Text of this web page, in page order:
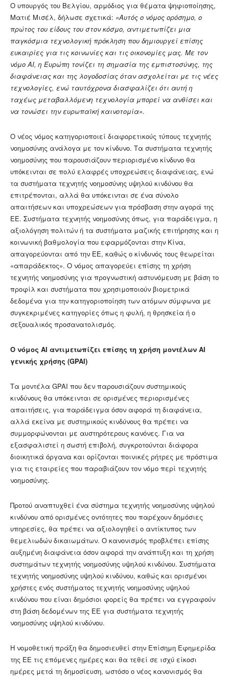
Ο υπουργός του Βελγίου, αρμόδιος για θέματα ψηφιοποίησης,
Ματιέ Μισέλ, δήλωσε σχετικά: «Αυτός ο νόμος ορόσημο, ο
πρώτος του είδους του στον κόσμο, αντιμετωπίζει μια
παγκόσμια τεχνολογική πρόκληση που δημιουργεί επίσης
ευκαιρίες για τις κοινωνίες και τις οικονομίες μας. Με τον
νόμο AI, η Ευρώπη τονίζει τη σημασία της εμπιστοσύνης, της
διαφάνειας και της λογοδοσίας όταν ασχολείται με τις νέες
τεχνολογίες, ενώ ταυτόχρονα διασφαλίζει ότι αυτή η
ταχέως μεταβαλλόμενη τεχνολογία μπορεί να ανθίσει και
να τονώσει την ευρωπαϊκή καινοτομία».
Ο νέος νόμος κατηγοριοποιεί διαφορετικούς τύπους τεχνητής
νοημοσύνης ανάλογα με τον κίνδυνο. Τα συστήματα τεχνητής
νοημοσύνης που παρουσιάζουν περιορισμένο κίνδυνο θα
υπόκεινται σε πολύ ελαφρές υποχρεώσεις διαφάνειας, ενώ
τα συστήματα τεχνητής νοημοσύνης υψηλού κινδύνου θα
επιτρέπονται, αλλά θα υπόκεινται σε ένα σύνολο
απαιτήσεων και υποχρεώσεων για πρόσβαση στην αγορά της
ΕΕ. Συστήματα τεχνητής νοημοσύνης όπως, για παράδειγμα, η
αξιολόγηση πολιτών ή τα συστήματα μαζικής επιτήρησης και η
κοινωνική βαθμολογία που εφαρμόζονται στην Κίνα,
απαγορεύονται από την ΕΕ, καθώς ο κίνδυνός τους θεωρείται
«απαράδεκτος». Ο νόμος απαγορεύει επίσης τη χρήση
τεχνητής νοημοσύνης για προγνωστική αστυνόμευση με βάση το
προφίλ και συστήματα που χρησιμοποιούν βιομετρικά
δεδομένα για την κατηγοριοποίηση των ατόμων σύμφωνα με
συγκεκριμένες κατηγορίες όπως η φυλή, η θρησκεία ή ο
σεξουαλικός προσανατολισμός.
Ο νόμος AI αντιμετωπίζει επίσης τη χρήση μοντέλων AI
γενικής χρήσης (GPAI)
Τα μοντέλα GPAI που δεν παρουσιάζουν συστημικούς
κινδύνους θα υπόκεινται σε ορισμένες περιορισμένες
απαιτήσεις, για παράδειγμα όσον αφορά τη διαφάνεια,
αλλά εκείνα με συστημικούς κινδύνους θα πρέπει να
συμμορφώνονται με αυστηρότερους κανόνες. Για να
εξασφαλιστεί η σωστή επιβολή, συγκροτούνται διάφορα
διοικητικά όργανα και ορίζονται ποινικές ρήτρες με πρόστιμα
για τις εταιρείες που παραβιάζουν τον νόμο περί τεχνητής
νοημοσύνης.
Προτού αναπτυχθεί ένα σύστημα τεχνητής νοημοσύνης υψηλού
κινδύνου από ορισμένες οντότητες που παρέχουν δημόσιες
υπηρεσίες, θα πρέπει να αξιολογηθεί ο αντίκτυπος των
θεμελιωδών δικαιωμάτων. Ο κανονισμός προβλέπει επίσης
αυξημένη διαφάνεια όσον αφορά την ανάπτυξη και τη χρήση
συστημάτων τεχνητής νοημοσύνης υψηλού κινδύνου. Συστήματα
τεχνητής νοημοσύνης υψηλού κινδύνου, καθώς και ορισμένοι
χρήστες ενός συστήματος τεχνητής νοημοσύνης υψηλού
κινδύνου που είναι δημόσιοι φορείς θα πρέπει να εγγραφούν
στη βάση δεδομένων της ΕΕ για συστήματα τεχνητής
νοημοσύνης υψηλού κινδύνου.
Η νομοθετική πράξη θα δημοσιευθεί στην Επίσημη Εφημερίδα
της ΕΕ τις επόμενες ημέρες και θα τεθεί σε ισχύ είκοσι
ημέρες μετά τη δημοσίευση, ωστόσο ο νέος κανονισμός θα